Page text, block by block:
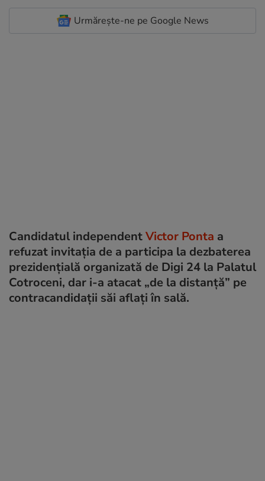
Urmărește-ne pe Google News
Candidatul independentVictor Ponta a
refuzat invitația de a participa la dezbaterea
prezidențială organizată de Digi 24 la Palatul
Cotroceni, dar i-a atacat „de la distanță” pe
contracandidații săi aflați în sală.